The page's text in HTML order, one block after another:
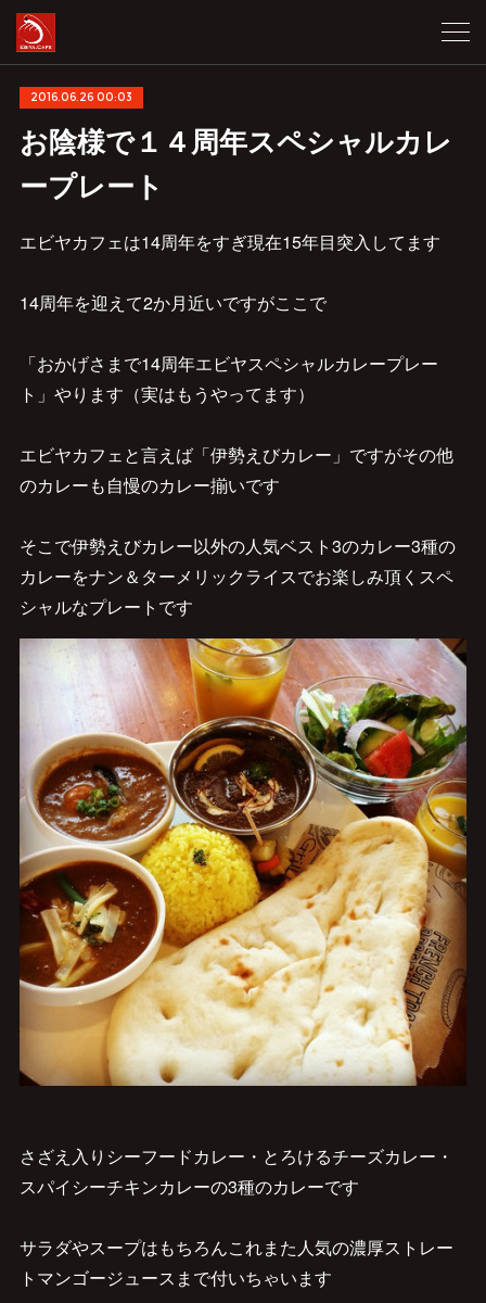
2016.06.26 00:03
お陰様で１４周年スペシャルカレ
ープレート
エビヤカフェは14周年をすぎ現在15年目突入してます
14周年を迎えて2か月近いですがここで
「おかげさまで14周年エビヤスペシャルカレープレー
ト」やります（実はもうやってます）
エビヤカフェと言えば「伊勢えびカレー」ですがその他
のカレーも自慢のカレー揃いです
そこで伊勢えびカレー以外の人気ベスト3のカレー3種の
カレーをナン＆ターメリックライスでお楽しみ頂くスペ
シャルなプレートです
さざえ入りシーフードカレー・とろけるチーズカレー・
スパイシーチキンカレーの3種のカレーです
サラダやスープはもちろんこれまた人気の濃厚ストレー
トマンゴージュースまで付いちゃいます